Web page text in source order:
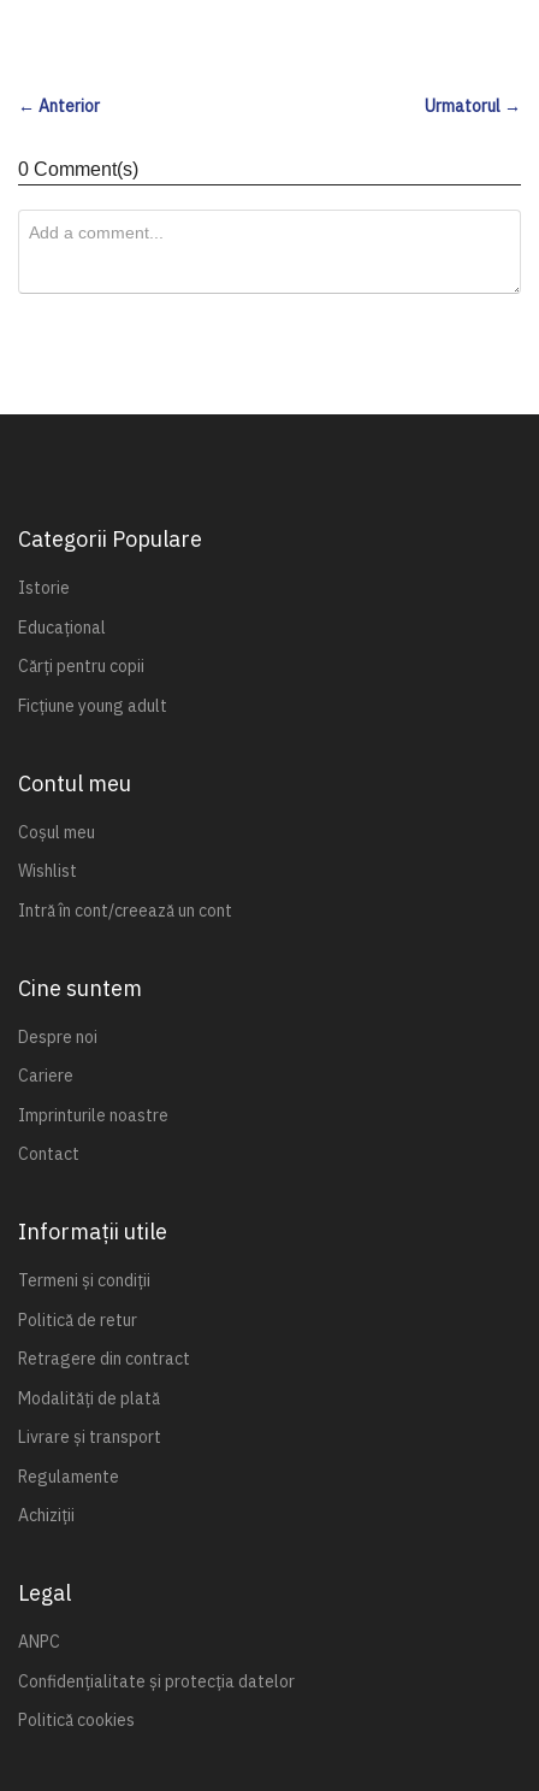
← Anterior Urmatorul →
0 Comment(s)
Categorii Populare
Istorie
Educațional
Cărți pentru copii
Ficțiune young adult
Contul meu
Coșul meu
Wishlist
Intră în cont/creează un cont
Cine suntem
Despre noi
Cariere
Imprinturile noastre
Contact
Informații utile
Termeni și condiții
Politică de retur
Retragere din contract
Modalități de plată
Livrare și transport
Regulamente
Achiziții
Legal
ANPC
Confidențialitate și protecția datelor
Politică cookies